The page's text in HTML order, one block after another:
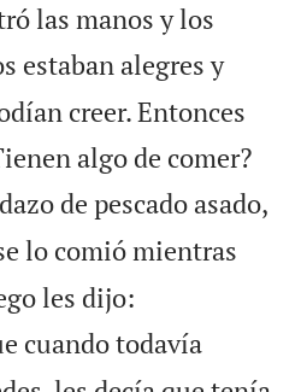
las manos y los
estaban alegres y
creer. Entonces
algo de comer?
de pescado asado,
lo comió mientras
les dijo:
cuando todavía